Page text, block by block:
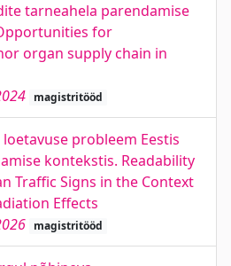
tarneahela parendamise
for
organ supply chain in
magistritööd
probleem Eestis
kontekstis. Readability
Traffic Signs in the Context
Effects
magistritööd